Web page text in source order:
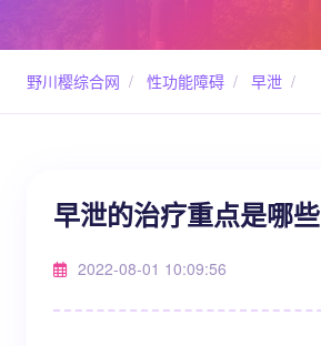
野川樱综合网 / 性功能障碍 / 早泄 /
早泄的治疗重点是哪些
2022-08-01 10:09:56